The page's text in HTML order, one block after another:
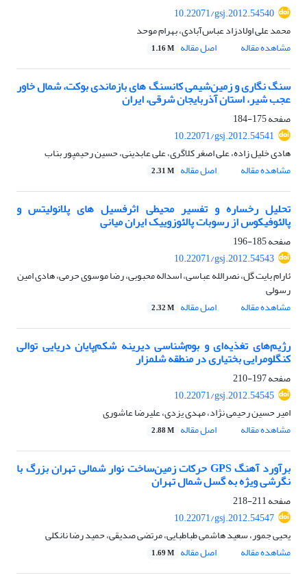
10.22071/gsj.2012.54540
محمد علی اولادزاد عباس‌آبادی، بهرام موحد
مشاهده مقاله
اصل مقاله 1.16 M
سنگ نگاری و زمین‌شیمی کانسنگ های بازماندی بوکت، شمال خاور
عجب شیر، استان آذربایجان شرقی، ایران
صفحه175-184
10.22071/gsj.2012.54541
هادی خلیل زاده، علی اصغر کلاگری، علی عابدینی، حسین رحیم‎پور بناب
مشاهده مقاله
اصل مقاله 2.31 M
تحلیل رخساره و تفسیر محیطی اثرفسیل های پلانولیتس و
پالئوفیکوس از رسوبات پالئوزوییک ایران میانی
صفحه185-196
10.22071/gsj.2012.54543
ئارام بایت گل، نصرالله عباسی، اسداله محبوبی، رضا موسوی حرمی، هادی امین
رسولی
مشاهده مقاله
اصل مقاله 2.32 M
رژیم‌های تغذیه‌ای و بوم‌شناسی دیرینه شکم‌پایان دریایی توالی
کنگلومرایی بختیاری در منطقه شلمزار
صفحه197-210
10.22071/gsj.2012.54545
امیر حسین رحیمی نژاد، مهدی یزدی، علیرضا عاشوری
مشاهده مقاله
اصل مقاله 2.88 M
برآورد آهنگ GPS حرکات زمین‌ساخت نوار شمالی تهران بزرگ با
نگرشی ویژه به گسل شمال تهران
صفحه211-218
10.22071/gsj.2012.54547
یحیی جمور، سعید هاشمی طباطبایی، مرتضی صدیقی، حمید رضا نانکلی
مشاهده مقاله
اصل مقاله 1.69 M